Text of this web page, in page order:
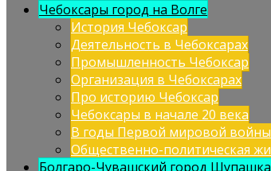
Чебоксары город на Волге
История Чебоксар
Деятельность в Чебоксарах
Промышленность Чебоксар
Организация в Чебоксарах
Про историю Чебоксар
Чебоксары в начале 20 века
В годы Первой мировой войны
Общественно-политическая
Болгаро-Чувашский город